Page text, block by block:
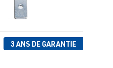
3 ANS DE GARANTIE